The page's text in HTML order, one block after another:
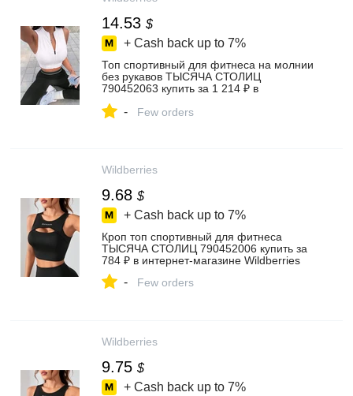
14.53 $
+ Cash back up to 7%
Топ спортивный для фитнеса на молнии
без рукавов ТЫСЯЧА СТОЛИЦ
790452063 купить за 1 214 ₽ в
- Few orders
Wildberries
9.68 $
+ Cash back up to 7%
Кроп топ спортивный для фитнеса
ТЫСЯЧА СТОЛИЦ 790452006 купить за
784 ₽ в интернет‑магазине Wildberries
- Few orders
Wildberries
9.75 $
+ Cash back up to 7%